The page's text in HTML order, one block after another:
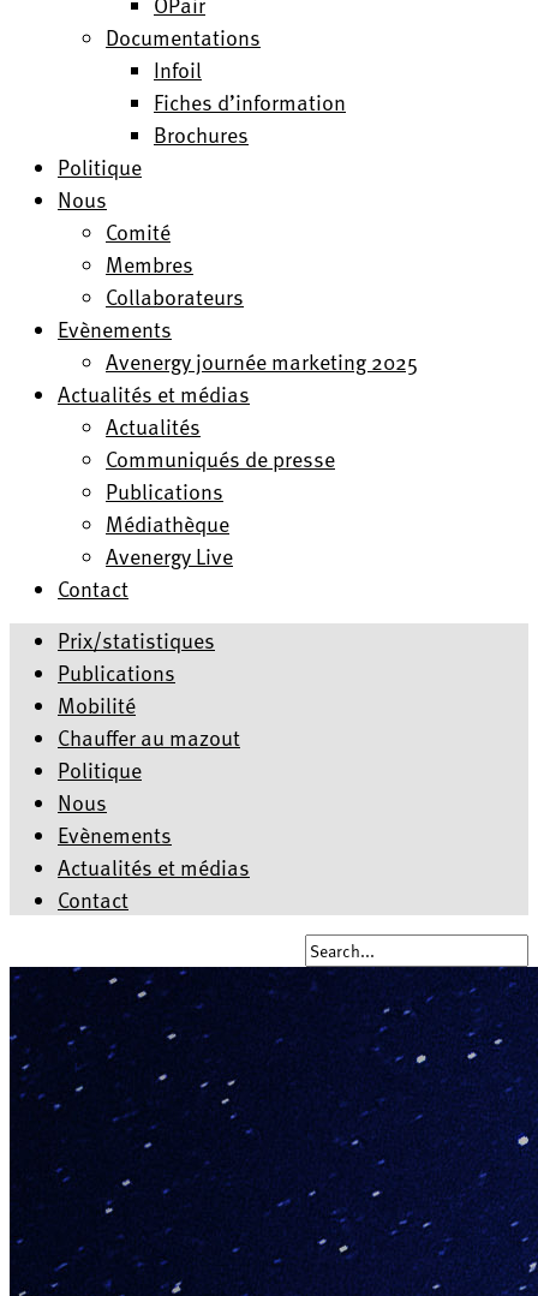
Documentations
Infoil
Fiches d’information
Brochures
Politique
Nous
Comité
Membres
Collaborateurs
Evènements
Avenergy journée marketing 2025
Actualités et médias
Actualités
Communiqués de presse
Publications
Médiathèque
Avenergy Live
Contact
Prix/statistiques
Publications
Mobilité
Chauffer au mazout
Politique
Nous
Evènements
Actualités et médias
Contact